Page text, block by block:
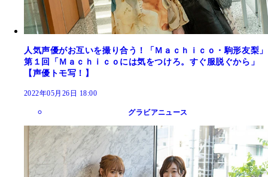
人気声優がお互いを撮り合う！「Ｍａｃｈｉｃｏ・駒形友梨」
第１回「Ｍａｃｈｉｃｏには気をつけろ。すぐ服脱ぐから」
【声優トモ写！】
2022年05月26日 18:00
グラビアニュース